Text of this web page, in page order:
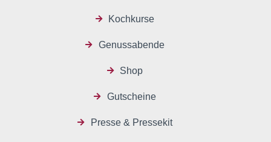
Kochkurse
Genussabende
Shop
Gutscheine
Presse & Pressekit